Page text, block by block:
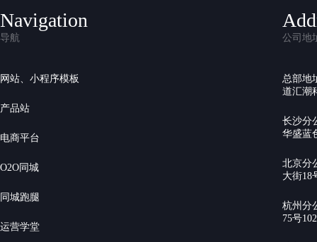
Navigation
导航
网站、小程序模板
产品站
电商平台
O2O同城
同城跑腿
运营学堂
公司地
总部地
道汇潮
长沙分
华盛蓝
北京分
大街18
杭州分
75号